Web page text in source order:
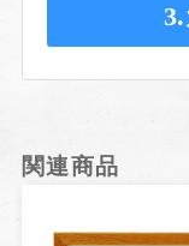
関連商品